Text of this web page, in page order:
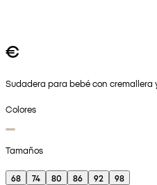
€
Sudadera para bebé con cremallera
Colores
Tamaños
68 74 80 86 92
98